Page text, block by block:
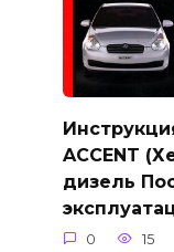
ACCENT
дизель
0 15